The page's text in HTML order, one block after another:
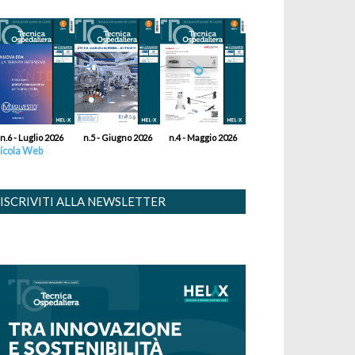
n.6 - Luglio 2026 n.5 - Giugno 2026 n.4 - Maggio 2026
Web
ISCRIVITI ALLA NEWSLETTER